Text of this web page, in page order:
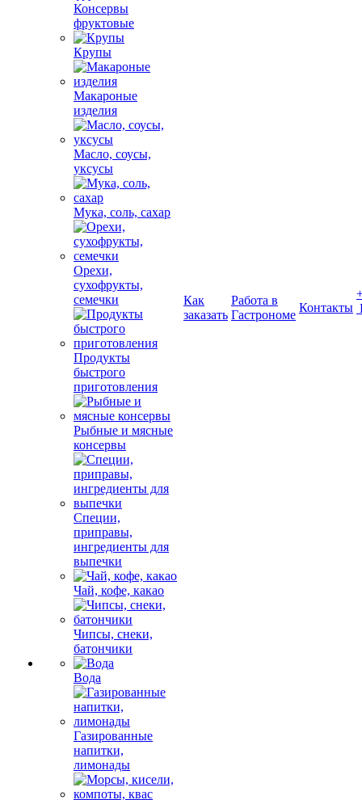
Консервы
фруктовые
Крупы
Макароные
изделия
Масло, соусы,
уксусы
Мука, соль, сахар
Орехи,
сухофрукты,
семечки
Продукты
быстрого
приготовления
Рыбные и мясные
консервы
Специи,
приправы,
ингредиенты для
выпечки
Чай, кофе, какао
Чипсы, снеки,
батончики
Вода
Газированные
напитки,
лимонады
Как
заказать
Работа в
Гастрономе
Контакты